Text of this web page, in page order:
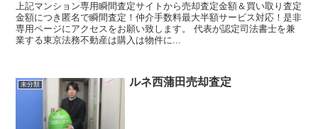
上記マンション専用瞬間査定サイトから売却査定金額＆買い取り査定
金額につき匿名で瞬間査定！仲介手数料最大半額サービス対応！是非
専用ページにアクセスをお願い致します。 代表が認定司法書士を兼
業する東京法務不動産は購入は物件に...
未分類 ルネ西蒲田売却査定